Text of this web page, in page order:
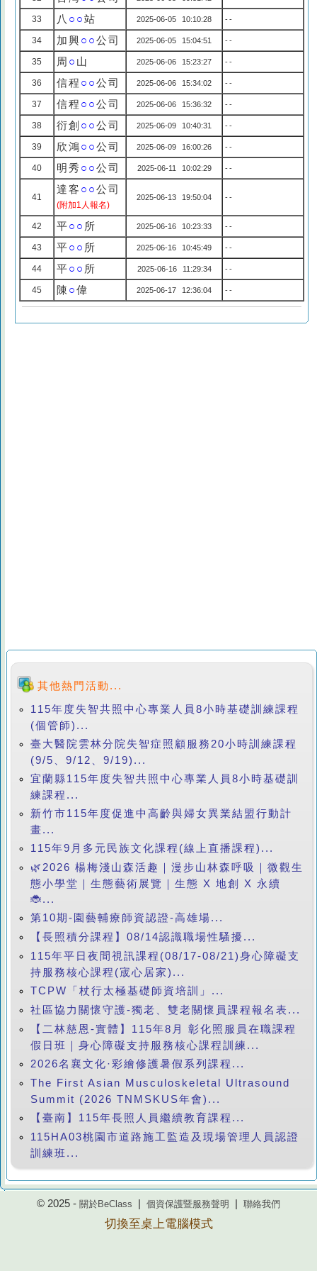
33 八 ○○站 2025-06-05 10:10:28 --
34 加興○○公司 2025-06-05 15:04:51 --
35 周 ○ 山 2025-06-06 15:23:27 --
36 信程 ○○公司 2025-06-06 15:34:02 --
37 信程 ○○公司 2025-06-06 15:36:32 --
38 衍創 ○○公司 2025-06-09 10:40:31 --
39 欣鴻○○公司 2025-06-09 16:00:26 --
40 明秀 ○○公司 2025-06-11 10:02:29 --
41
達客 ○○公司
(附加1人報名)
2025-06-13 19:50:04 --
42 平○○ 所 2025-06-16 10:23:33 --
43 平○○ 所 2025-06-16 10:45:49 --
44 平○○ 所 2025-06-16 11:29:34 --
45 陳 ○偉 2025-06-17 12:36:04 --
其他熱門活動...
115年度失智共照中心專業人員8小時基礎訓練課程
(個管師)...
臺大醫院雲林分院失智症照顧服務20小時訓練課程
(9/5、9/12、9/19)...
宜蘭縣115年度失智共照中心專業人員8小時基礎訓
練課程...
新竹市115年度促進中高齡與婦女異業結盟行動計
畫...
115年9月多元民族文化課程(線上直播課程)...
🌿2026 楊梅淺山森活趣｜漫步山林森呼吸｜微觀生
態小學堂｜生態藝術展覽｜生態 X 地創 X 永續
🐞...
第10期-園藝輔療師資認證-高雄場...
【長照積分課程】08/14認識職場性騷擾...
115年平日夜間視訊課程(08/17-08/21)身心障礙支
持服務核心課程(宬心居家)...
TCPW「杖行太極基礎師資培訓」...
社區協力關懷守護-獨老、雙老關懷員課程報名表...
【二林慈恩-實體】115年8月 彰化照服員在職課程
假日班｜身心障礙支持服務核心課程訓練...
2026名襄文化·彩繪修護暑假系列課程...
The First Asian Musculoskeletal Ultrasound
Summit (2026 TNMSKUS年會)...
【臺南】115年長照人員繼續教育課程...
115HA03桃園市道路施工監造及現場管理人員認證
訓練班...
© 2025 - 關於BeClass 個資保護暨服務聲明 聯絡我們
切換至桌上電腦模式